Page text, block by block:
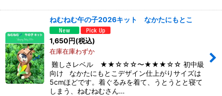
ねむねむ午の子2026キット なかたにもとこ
1,650 円(税込)
在庫在庫わずか
難しさレベル ★★☆☆☆〜★★★☆☆ 初中級
向け なかたにもとこデザイン仕上がりサイズは
5cmほどです。着ぐるみを着て、うとうとと寝て
しまう、ねむねむさん…